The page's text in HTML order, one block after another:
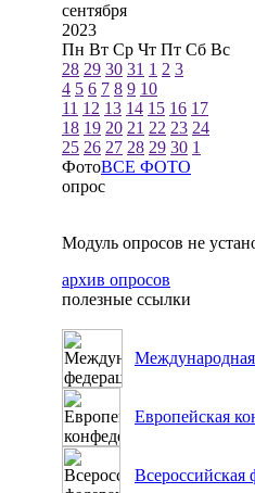
сентября
2023
Пн Вт Ср Чт Пт Сб Вс
28 29 30 31 1 2 3
4 5 6 7 8 9 10
11 12 13 14 15 16 17
18 19 20 21 22 23 24
25 26 27 28 29 30 1
ФотоВСЕ ФОТО
опрос
Модуль опросов не
архив опросов
полезные ссылки
Европейская
Всероссийская